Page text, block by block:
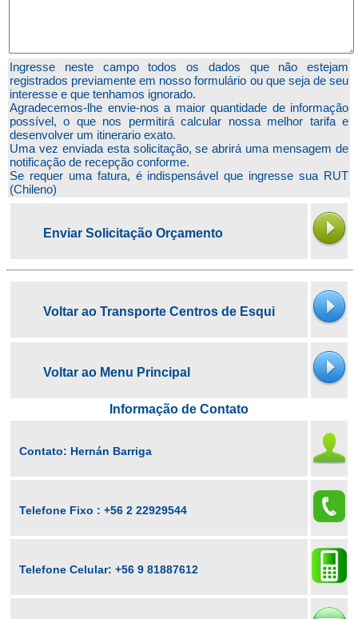
Ingresse neste campo todos os dados que não estejam
registrados previamente em nosso formulário ou que seja de seu
interesse e que tenhamos ignorado.
Agradecemos-lhe envie-nos a maior quantidade de informação
possível, o que nos permitirá calcular nossa melhor tarifa e
desenvolver um itinerario exato.
Uma vez enviada esta solicitação, se abrirá uma mensagem de
notificação de recepção conforme.
Se requer uma fatura, é indispensável que ingresse sua RUT
(Chileno)
Enviar Solicitação Orçamento
Voltar ao Transporte Centros de Esqui
Voltar ao Menu Principal
Informação de Contato
Contato: Hernán Barriga
Telefone Fixo : +56 2 22929544
Telefone Celular: +56 9 81887612